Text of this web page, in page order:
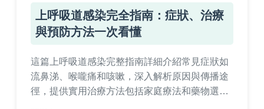
上呼吸道感染完全指南：症狀、治療
與預防方法一次看懂
這篇上呼吸道感染完整指南詳細介紹常見症狀如
流鼻涕、喉嚨痛和咳嗽，深入解析原因與傳播途
徑，提供實用治療方法包括家庭療法和藥物選